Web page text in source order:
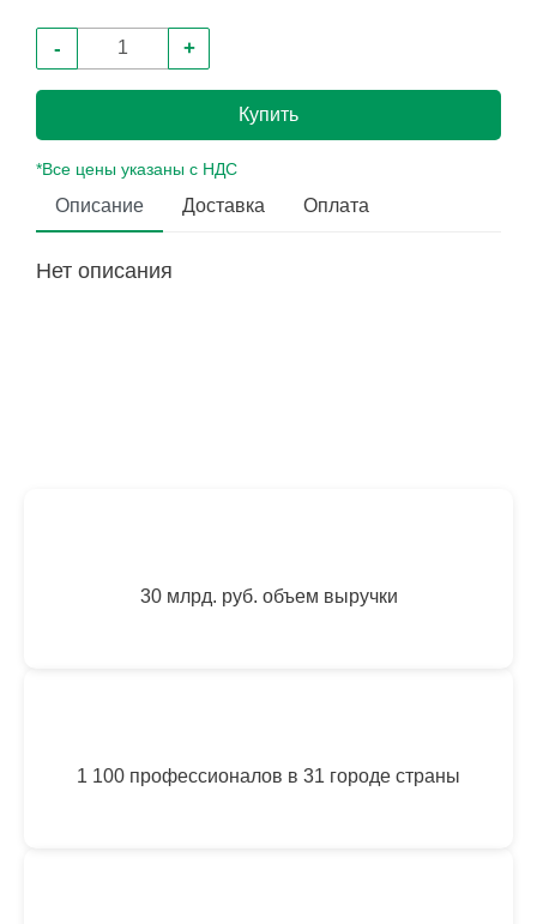
- +
Купить
*Все цены указаны с НДС
Описание Доставка Оплата
Нет описания
30 млрд. руб. объем выручки
1 100 профессионалов в 31 городе страны